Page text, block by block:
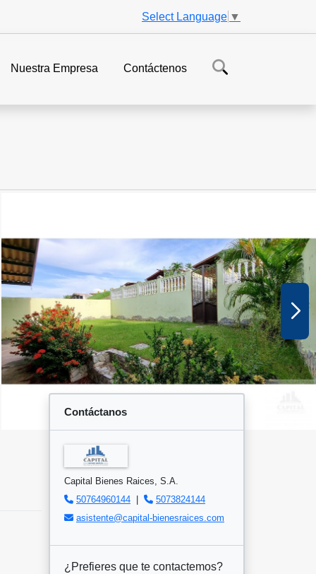
Select Language ▼
Nuestra Empresa Contáctenos
Contáctanos
Capital Bienes Raices, S.A.
50764960144
5073824144
asistente@capital-bienesraices.com
¿Prefieres que te contactemos?